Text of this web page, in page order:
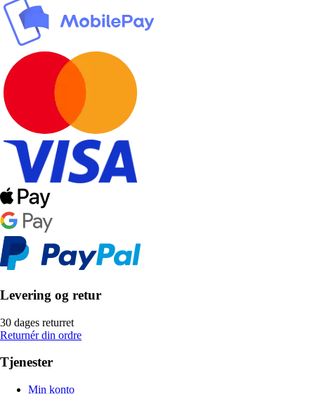
Levering og retur
30 dages returret
Returnér din ordre
Tjenester
Min konto